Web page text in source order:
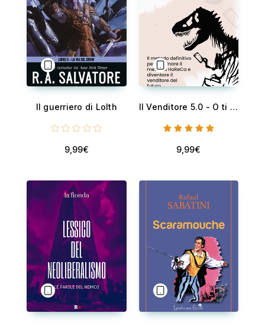
Il guerriero di Lolth
9,99€
Il Venditore 5.0 - O ti evolvi o ti estingui - Il metodo definitivo per dominare il mercato HoReCa e diventare il venditore del futuro.
9,99€